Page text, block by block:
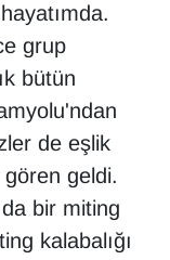
grup
bütün
de eşlik
geldi.
bir miting
kalabalığı